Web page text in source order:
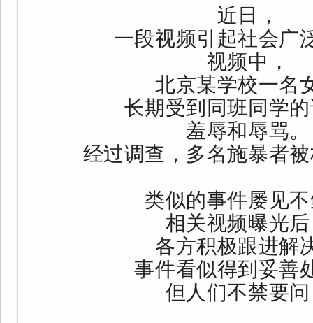
• 2026国内软文推广平台哪家好？4大梯队深度解析+13平
方咨询退款难吗】我们接受社会各界的监督！
近日，
一段视频引起社会广
视频中，
北京某学校一名
长期受到同班同学
羞辱和辱骂。
经过调查，多名施暴者
类似的事件屡见
相关视频曝光
各方积极跟进解
事件看似得到妥善
但人们不禁要